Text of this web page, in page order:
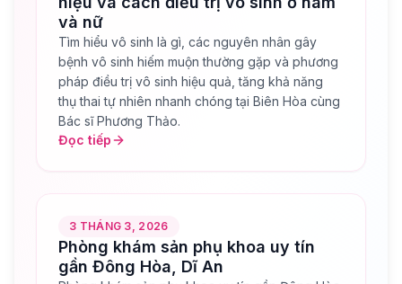
và nữ
Tìm hiểu vô sinh là gì, các nguyên nhân gây
bệnh vô sinh hiếm muộn thường gặp và phương
pháp điều trị vô sinh hiệu quả, tăng khả năng
thụ thai tự nhiên nhanh chóng tại Biên Hòa cùng
Bác sĩ Phương Thảo.
Đọc tiếp
3 THÁNG 3, 2026
Phòng khám sản phụ khoa uy tín
gần Đông Hòa, Dĩ An